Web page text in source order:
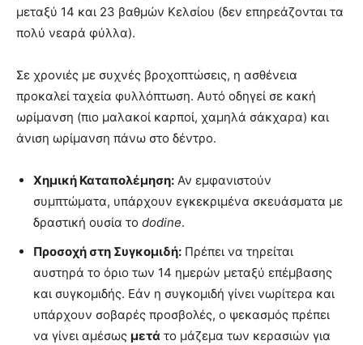
μεταξύ 14 και 23 βαθμών Κελσίου (δεν επηρεάζονται τα
πολύ νεαρά φύλλα).
Σε χρονιές με συχνές βροχοπτώσεις, η ασθένεια
προκαλεί ταχεία φυλλόπτωση. Αυτό οδηγεί σε κακή
ωρίμανση (πιο μαλακοί καρποί, χαμηλά σάκχαρα) και
άνιση ωρίμανση πάνω στο δέντρο.
Χημική Καταπολέμηση: Αν εμφανιστούν
συμπτώματα, υπάρχουν εγκεκριμένα σκευάσματα με
δραστική ουσία το dodine.
Προσοχή στη Συγκομιδή: Πρέπει να τηρείται
αυστηρά το όριο των 14 ημερών μεταξύ επέμβασης
και συγκομιδής. Εάν η συγκομιδή γίνει νωρίτερα και
υπάρχουν σοβαρές προσβολές, ο ψεκασμός πρέπει
να γίνει αμέσως μετά το μάζεμα των κερασιών για